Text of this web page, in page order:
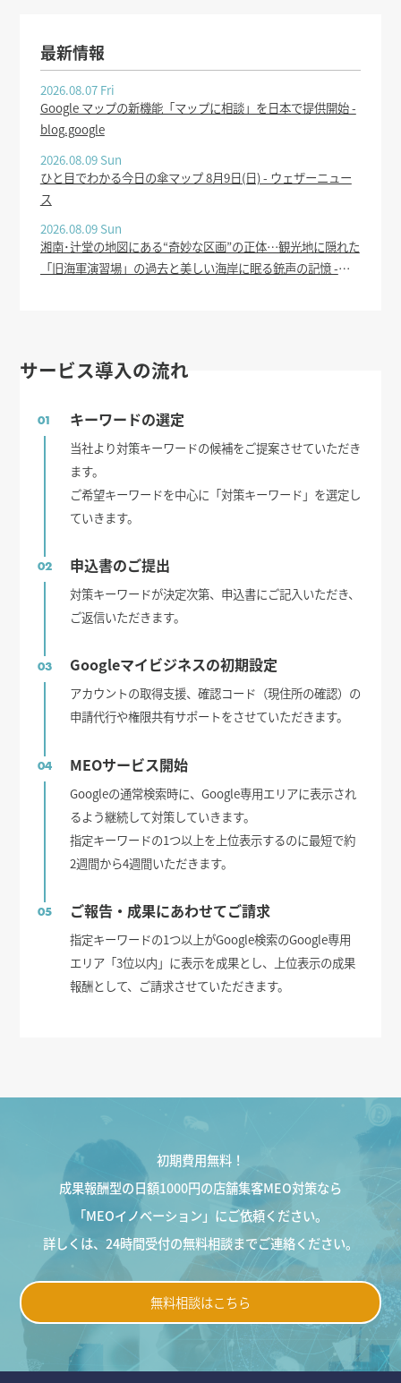
最新情報
2026.08.07 Fri
Google マップの新機能「マップに相談」を日本で提供開始 -
blog.google
2026.08.09 Sun
ひと目でわかる今日の傘マップ 8月9日(日) - ウェザーニュー
ス
2026.08.09 Sun
湘南･辻堂の地図にある“奇妙な区画”の正体…観光地に隠れた
「旧海軍演習場」の過去と美しい海岸に眠る銃声の記憶 -
サービス導入の流れ
01 キーワードの選定
当社より対策キーワードの候補をご提案させていただき
ます。
ご希望キーワードを中心に「対策キーワード」を選定し
ていきます。
02 申込書のご提出
対策キーワードが決定次第、申込書にご記入いただき、
ご返信いただきます。
03 Googleマイビジネスの初期設定
アカウントの取得支援、確認コード（現住所の確認）の
申請代行や権限共有サポートをさせていただきます。
04 MEOサービス開始
Googleの通常検索時に、Google専用エリアに表示され
るよう継続して対策していきます。
指定キーワードの1つ以上を上位表示するのに最短で約
2週間から4週間いただきます。
05 ご報告・成果にあわせてご請求
指定キーワードの1つ以上がGoogle検索のGoogle専用
エリア「3位以内」に表示を成果とし、上位表示の成果
報酬として、ご請求させていただきます。
初期費用無料！
成果報酬型の日額1000円の店舗集客MEO対策なら
「MEOイノベーション」にご依頼ください。
詳しくは、24時間受付の無料相談までご連絡ください。
無料相談はこちら